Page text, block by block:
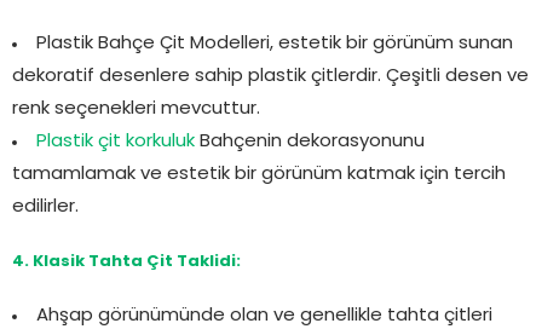
Plastik Bahçe Çit Modelleri, estetik bir görünüm sunan
dekoratif desenlere sahip plastik çitlerdir. Çeşitli desen ve
renk seçenekleri mevcuttur.
Plastik çit korkuluk Bahçenin dekorasyonunu
tamamlamak ve estetik bir görünüm katmak için tercih
edilirler.
4. Klasik Tahta Çit Taklidi:
Ahşap görünümünde olan ve genellikle tahta çitleri